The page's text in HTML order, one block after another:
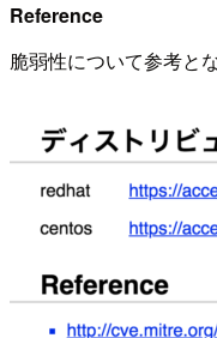
Reference
脆弱性について参考と